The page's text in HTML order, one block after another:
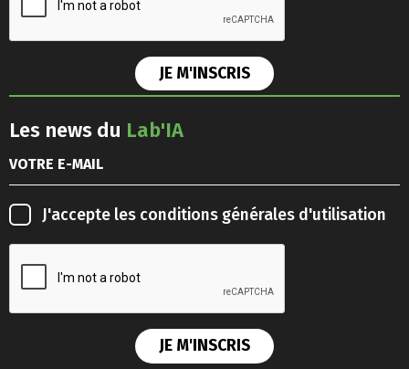
Les news du Lab'IA
J'accepte les conditions générales d'utilisation